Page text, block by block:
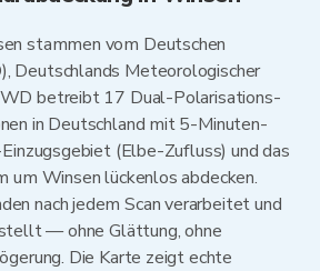
stammen vom Deutschen
Deutschlands Meteorologischer
betreibt 17 Dual-Polarisations-
in Deutschland mit 5-Minuten-
(Elbe-Zufluss) und das
um Winsen lückenlos abdecken.
nach jedem Scan verarbeitet und
— ohne Glättung, ohne
Die Karte zeigt echte